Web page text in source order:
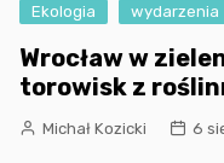
Ekologia wydarzenia
Wrocław w
torowisk z
Michał Kozicki 6